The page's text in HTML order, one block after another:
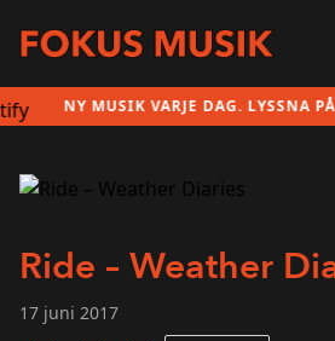
NY MUSIK VARJE DAG. LYSSNA PÅ
Ride – Weather
17 juni 2017